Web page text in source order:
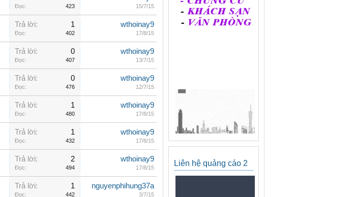
Đọc: 423 15/7/15
Trả lời: 1
Đọc: 402
wthoinay9
17/8/15
Trả lời: 0
Đọc: 407
wthoinay9
13/7/15
Trả lời: 0
Đọc: 476
wthoinay9
12/7/15
Trả lời: 1
Đọc: 480
wthoinay9
17/8/15
Trả lời: 1
Đọc: 432
wthoinay9
17/8/15
Trả lời: 2
Đọc: 494
wthoinay9
17/8/15
Trả lời: 1
Đọc: 442
nguyenphihung37a
3/7/15
Liên hệ quảng cáo 2